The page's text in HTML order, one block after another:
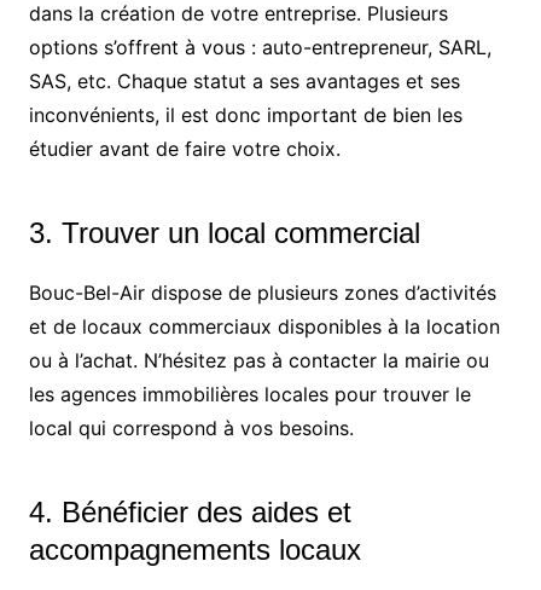
dans la création de votre entreprise. Plusieurs
options s’offrent à vous : auto-entrepreneur, SARL,
SAS, etc. Chaque statut a ses avantages et ses
inconvénients, il est donc important de bien les
étudier avant de faire votre choix.
3. Trouver un local commercial
Bouc-Bel-Air dispose de plusieurs zones d’activités
et de locaux commerciaux disponibles à la location
ou à l’achat. N’hésitez pas à contacter la mairie ou
les agences immobilières locales pour trouver le
local qui correspond à vos besoins.
4. Bénéficier des aides et
accompagnements locaux